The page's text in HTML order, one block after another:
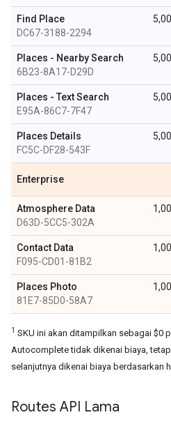
Find Place
DC67-3188-2294
Places - Nearby Search
6B23-8A17-D29D
Places - Text Search
E95A-86C7-7F47
Places Details
FC5C-DF28-543F
Enterprise
Atmosphere Data
D63D-5CC5-302A
Contact Data
F095-CD01-81B2
Places Photo
81E7-85D0-58A7
1 SKU ini akan ditampilkan sebagai $0
Autocomplete tidak dikenai biaya,
selanjutnya dikenai biaya berdasarkan
Routes API Lama